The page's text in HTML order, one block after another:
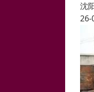
沈
26-